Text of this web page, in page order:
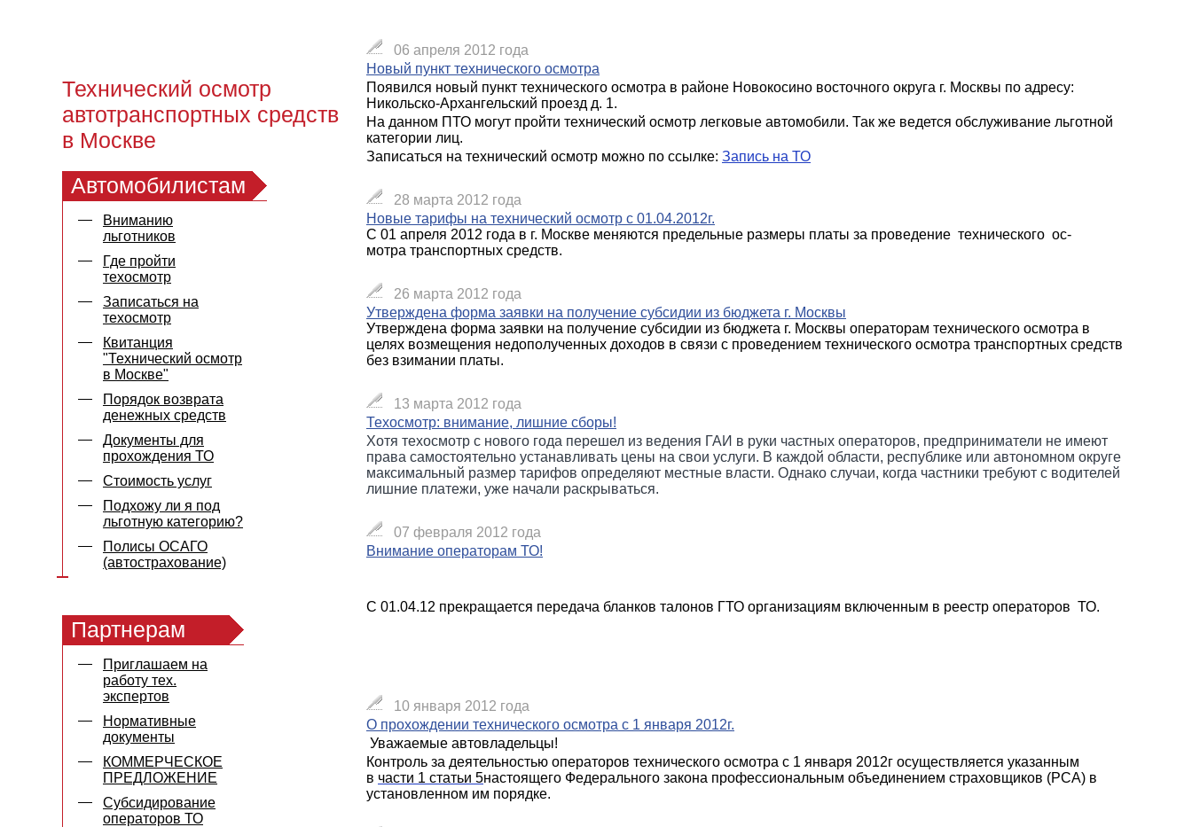
Технический осмотр
автотранспортных средств
в Москве
Автомобилистам
Вниманию
льготников
Где пройти
техосмотр
Записаться на
техосмотр
Квитанция
"Технический осмотр
в Москве"
Порядок возврата
денежных средств
Документы для
прохождения ТО
Стоимость услуг
Подхожу ли я под
льготную категорию?
Полисы ОСАГО
(автострахование)
Партнерам
Приглашаем на
работу тех.
экспертов
Нормативные
документы
КОММЕРЧЕСКОЕ
ПРЕДЛОЖЕНИЕ
Субсидирование
операторов ТО
06 апреля 2012 года
Новый пункт технического осмотра
Появился новый пункт технического осмотра в районе Новокосино восточного округа г. Москвы по адресу:
Никольско-Архангельский проезд д. 1.
На данном ПТО могут пройти технический осмотр легковые автомобили. Так же ведется обслуживание льготной
категории лиц.
Записаться на технический осмотр можно по ссылке: Запись на ТО
28 марта 2012 года
Новые тарифы на технический осмотр с 01.04.2012г.
С 01 апреля 2012 года в г. Москве меняются предельные размеры платы за проведение технического ос-
мотра транспортных средств.
26 марта 2012 года
Утверждена форма заявки на получение субсидии из бюджета г. Москвы
Утверждена форма заявки на получение субсидии из бюджета г. Москвы операторам технического осмотра в
целях возмещения недополученных доходов в связи с проведением технического осмотра транспортных средств
без взимании платы.
13 марта 2012 года
Техосмотр: внимание, лишние сборы!
Хотя техосмотр с нового года перешел из ведения ГАИ в руки частных операторов, предприниматели не имеют
права самостоятельно устанавливать цены на свои услуги. В каждой области, республике или автономном округе
максимальный размер тарифов определяют местные власти. Однако случаи, когда частники требуют с водителей
лишние платежи, уже начали раскрываться.
07 февраля 2012 года
Внимание операторам ТО!
С 01.04.12 прекращается передача бланков талонов ГТО организациям включенным в реестр операторов ТО.
10 января 2012 года
О прохождении технического осмотра с 1 января 2012г.
Уважаемые автовладельцы!
Контроль за деятельностью операторов технического осмотра с 1 января 2012г осуществляется указанным
в части 1 статьи 5настоящего Федерального закона профессиональным объединением страховщиков (РСА) в
установленном им порядке.